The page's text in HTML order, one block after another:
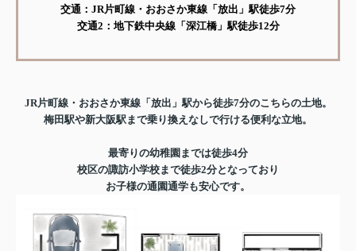
交通：JR片町線・おおさか東線「放出」駅徒歩7分
交通2：地下鉄中央線「深江橋」駅徒歩12分
JR片町線・おおさか東線「放出」駅から徒歩7分のこちらの土地。
梅田駅や新大阪駅まで乗り換えなしで行ける便利な立地。
最寄りの幼稚園までは徒歩4分
校区の諏訪小学校まで徒歩2分となっており
お子様の通園通学も安心です。